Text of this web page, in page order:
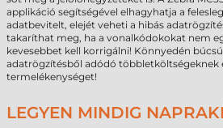
applikáció segítségével elhagyhatja a
adatbevitelt, elejét veheti a hibás
takaríthat meg, ha a vonalkódokokat nem
kevesebbet kell korrigálni! Könnyedén
adatrögzítésből adódó többletköltségeknek
termelékenységet!
LEGYEN MINDIG